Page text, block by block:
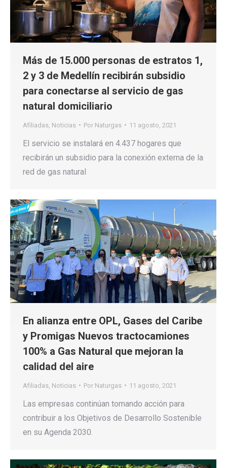
Más de 15.000 personas de estratos 1,
2 y 3 de Medellín recibirán subsidio
para conectarse al servicio de gas
natural domiciliario
Afiliadas Noticias Por Naturgas 11 agosto, 2021
El servicio se instalará en 4.437 hogares que
recibirán un subsidio para la conexión externa de la
red de gas natural
En alianza entre OPL, Gases del Caribe
y Promigas Nuevos tractocamiones
100% a Gas Natural que mejoran la
calidad del aire
Afiliadas Noticias Por Naturgas 11 agosto, 2021
Las empresas continúan tomando acción para
contribuir a los Objetivos de Desarrollo Sostenible
en su Agenda 2030.